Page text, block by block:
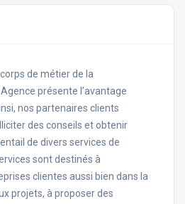
de métier de la
présente l’avantage
nos partenaires clients
des conseils et obtenir
de divers services de
sont destinés à
clientes aussi bien dans la
projets, à proposer des